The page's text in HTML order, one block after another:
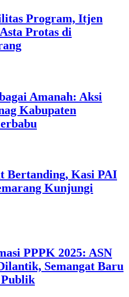
Program, Itjen
Protas di
Amanah: Aksi
Kabupaten
Bertanding, Kasi PAI
Kunjungi
PPPK 2025: ASN
Semangat Baru